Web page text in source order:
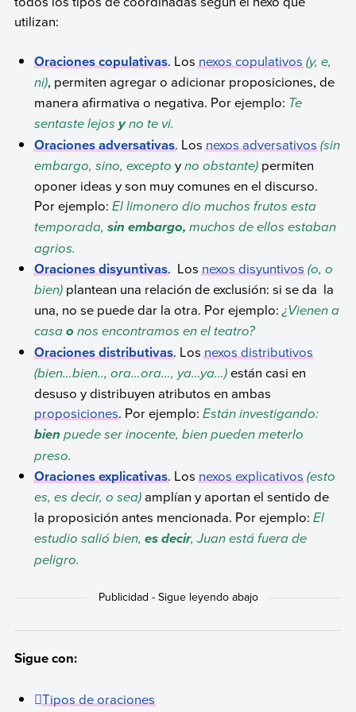
utilizan:
Oraciones copulativas. Losnexos copulativos(y, e,
ni), permiten agregar o adicionar proposiciones, de
manera afirmativa o negativa. Por ejemplo: Te
sentaste lejosyno te vi.
Oraciones adversativas. Losnexos adversativos(sin
embargo, sino, exceptoyno obstante) permiten
oponer ideas y son muy comunes en el discurso.
Por ejemplo:El limonero dio muchos frutos esta
temporada, sin embargo, muchos de ellos estaban
agrios.
Oraciones disyuntivas. Losnexos disyuntivos(o, o
bien) plantean una relación de exclusión: si se da la
una, no se puede dar la otra. Por ejemplo:¿Vienen a
casao nos encontramos en el teatro?
Oraciones distributivas. Losnexos distributivos
(bien…bien.., ora…ora…, ya…ya…)están casi en
desuso y distribuyen atributos en ambas
proposiciones. Por ejemplo:Están investigando:
bien puede ser inocente, bien pueden meterlo
preso.
Oraciones explicativas. Losnexos explicativos(esto
es, es decir, o sea)amplían y aportan el sentido de
la proposición antes mencionada. Por ejemplo:El
estudio salió bien,es decir, Juan está fuera de
peligro.
Sigue con:
Tipos de oraciones